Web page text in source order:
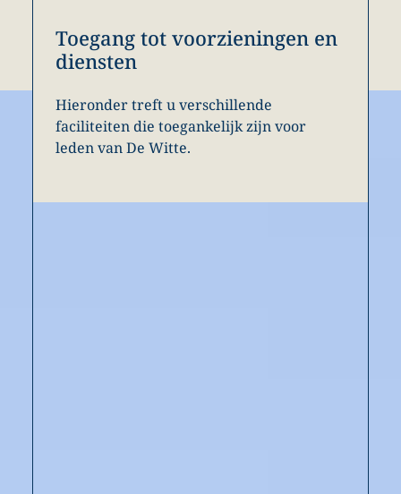
Toegang tot voorzieningen en
diensten
Hieronder treft u verschillende
faciliteiten die toegankelijk zijn voor
leden van De Witte.